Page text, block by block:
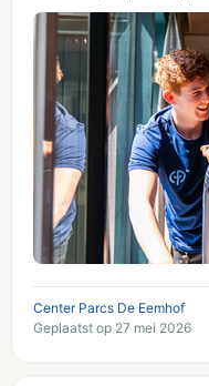
Center Parcs De Eemhof
Geplaatst op 27 mei 2026